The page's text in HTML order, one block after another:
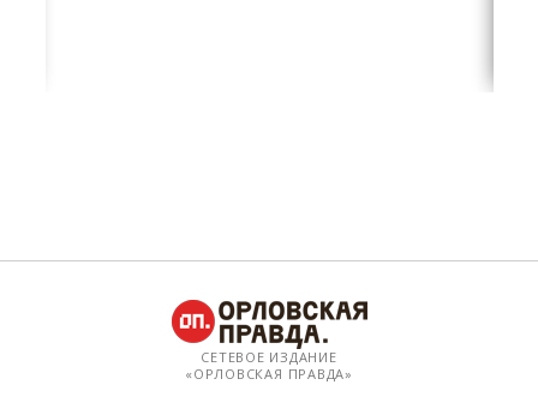
СЕТЕВОЕ ИЗДАНИЕ
«ОРЛОВСКАЯ ПРАВДА»